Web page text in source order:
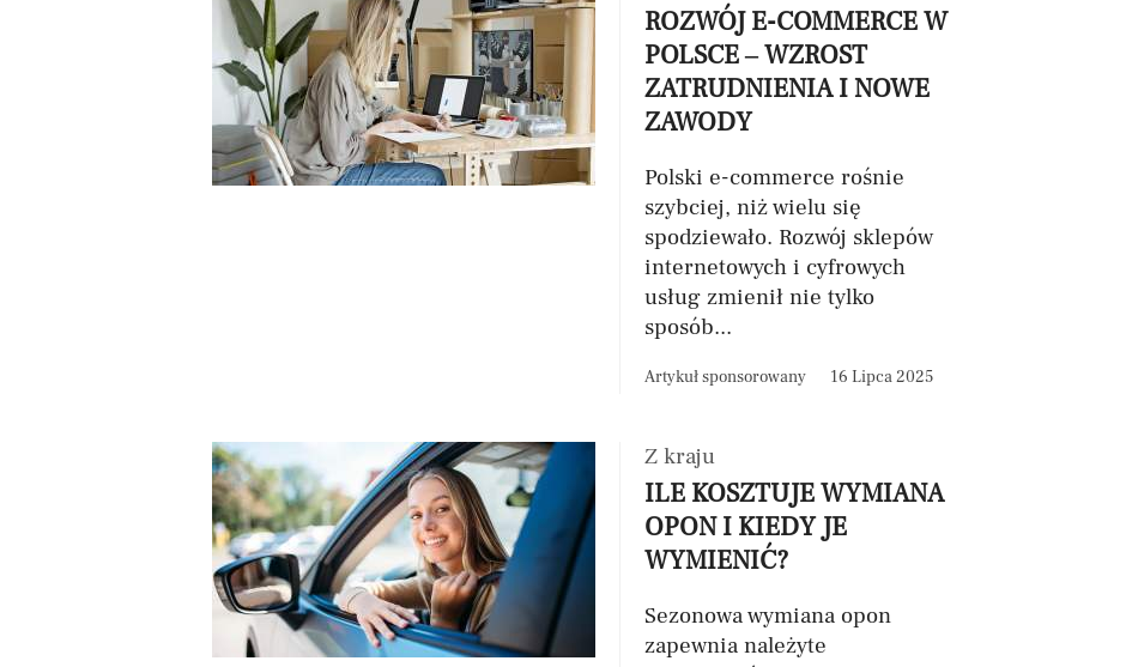
ROZWÓJ E-COMMERCE W
POLSCE – WZROST
ZATRUDNIENIA I NOWE
ZAWODY
Polski e-commerce rośnie
szybciej, niż wielu się
spodziewało. Rozwój sklepów
internetowych i cyfrowych
usług zmienił nie tylko
sposób...
Artykuł sponsorowany 16 Lipca 2025
Z kraju
ILE KOSZTUJE WYMIANA
OPON I KIEDY JE
WYMIENIĆ?
Sezonowa wymiana opon
zapewnia należyte